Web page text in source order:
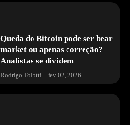
Queda do Bitcoin pode ser bear
market ou apenas correção?
Analistas se dividem
Rodrigo Tolotti . fev 02, 2026